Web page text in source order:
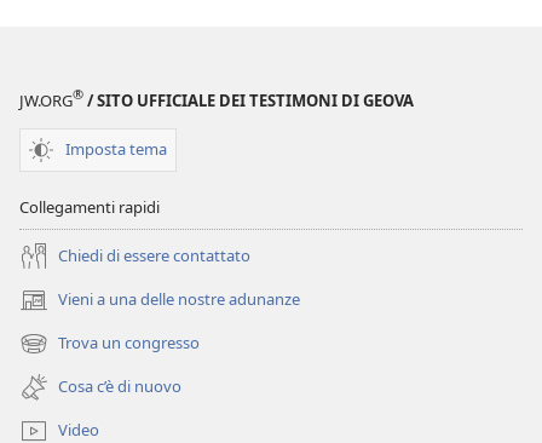
denaro
JW.ORG® / SITO UFFICIALE DEI TESTIMONI DI GEOVA
Imposta tema
Collegamenti rapidi
Chiedi di essere contattato
Vieni a una delle nostre adunanze
(apre
una
nuova
finestra)
Trova un congresso
(apre
una
nuova
finestra)
Cosa c’è di nuovo
Video